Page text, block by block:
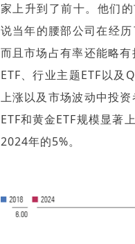
家上升到了前十。他们
说当年的腰部公司在经
而且市场占有率还能略
ETF、行业主题ETF以
上涨以及市场波动中投
ETF和黄金ETF规模显著
2024年的5%。